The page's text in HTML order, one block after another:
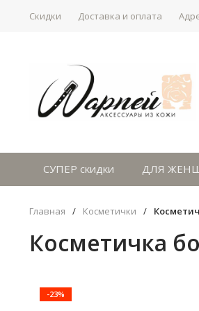
Скидки Доставка и оплата
СУПЕР скидки ДЛЯ
Главная / Косметички /
Косметичка
-23%